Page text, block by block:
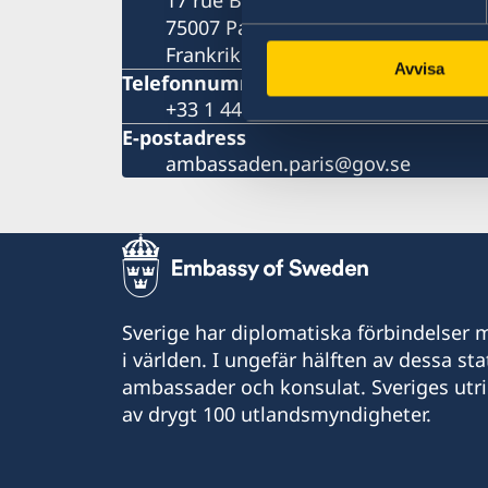
Avvisa
75007 Paris
Frankrike
Telefonnummer
+33 1 44 18 88 00
E-postadress
ambassaden.paris@gov.se
Sverige har diplomatiska förbindelser
i världen. I ungefär hälften av dessa
ambassader och konsulat. Sveriges
av drygt 100 utlandsmyndigheter.